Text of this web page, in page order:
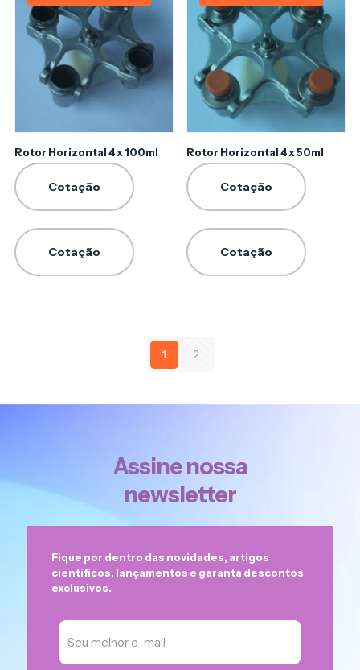
Rotor Horizontal 4 x 100ml
Cotação
Cotação
Rotor Horizontal 4 x 50ml
Cotação
Cotação
1 2
Assine nossa
newsletter
Fique por dentro das novidades, artigos
científicos, lançamentos e garanta descontos
exclusivos.